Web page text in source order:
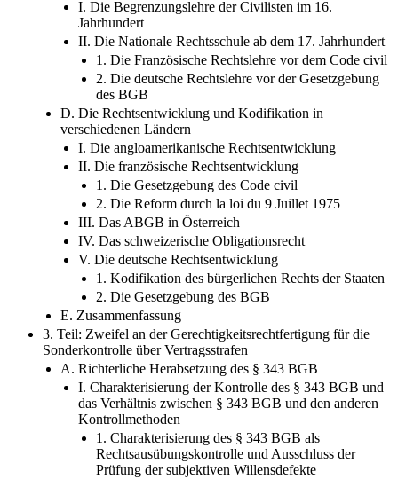
I. Die Begrenzungslehre der Civilisten im 16.
Jahrhundert
II. Die Nationale Rechtsschule ab dem 17. Jahrhundert
1. Die Französische Rechtslehre vor dem Code civil
2. Die deutsche Rechtslehre vor der Gesetzgebung
des BGB
D. Die Rechtsentwicklung und Kodifikation in
verschiedenen Ländern
I. Die angloamerikanische Rechtsentwicklung
II. Die französische Rechtsentwicklung
1. Die Gesetzgebung des Code civil
2. Die Reform durch la loi du 9 Juillet 1975
III. Das ABGB in Österreich
IV. Das schweizerische Obligationsrecht
V. Die deutsche Rechtsentwicklung
1. Kodifikation des bürgerlichen Rechts der Staaten
2. Die Gesetzgebung des BGB
E. Zusammenfassung
3. Teil: Zweifel an der Gerechtigkeitsrechtfertigung für die
Sonderkontrolle über Vertragsstrafen
A. Richterliche Herabsetzung des § 343 BGB
I. Charakterisierung der Kontrolle des § 343 BGB und
das Verhältnis zwischen § 343 BGB und den anderen
Kontrollmethoden
1. Charakterisierung des § 343 BGB als
Rechtsausübungskontrolle und Ausschluss der
Prüfung der subjektiven Willensdefekte